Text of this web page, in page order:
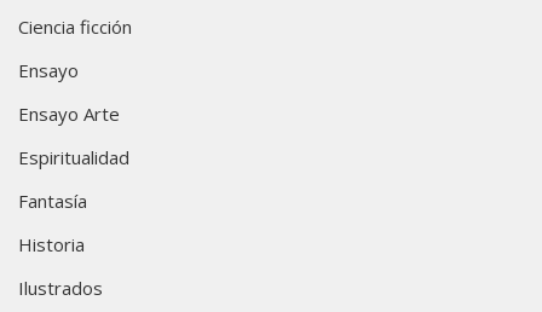
Ciencia ficción
Ensayo
Ensayo Arte
Espiritualidad
Fantasía
Historia
Ilustrados